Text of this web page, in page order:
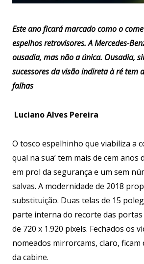
Este ano ficará marcado como o
espelhos retrovisores. A Mercedes-
ousadia, mas não a única. Ousadia,
sucessores da visão indireta à ré tem
falhas
Luciano Alves Pereira
O tosco espelhinho que viabiliza a
qual na sua’ tem mais de cem anos
em prol da segurança e um sem
salvas. A modernidade de 2018
substituição. Duas telas de 15
parte interna do recorte das
de 720 x 1.920 pixels. Fechados os
nomeados mirrorcams, claro, ficam
da cabine.